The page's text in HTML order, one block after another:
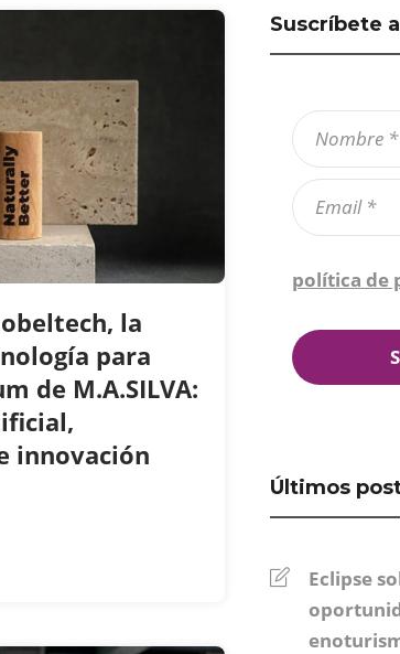
la
para
de M.A.SILVA:
innovación
Suscríbete
política de
Últimos
Eclipse